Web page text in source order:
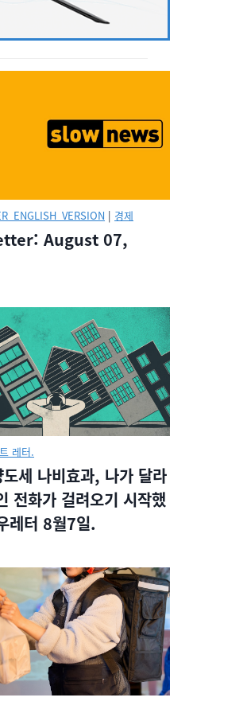
| 경제
August 07,
레터.
세 나비효과, 나가 달라
전화가 걸려오기 시작했
레터 8월7일.